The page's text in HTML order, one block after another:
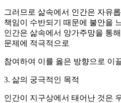
그러므로 삶속에서 인간은 자유
책임이 수반되기 때문에 불안을
인간은 삶속에서 앙가주망을 통
문제에 적극적으로
참여하여 이를 옳은 방향으로 이
3. 삶의 궁극적인 목적
인간이 지구상에서 태어난 것은